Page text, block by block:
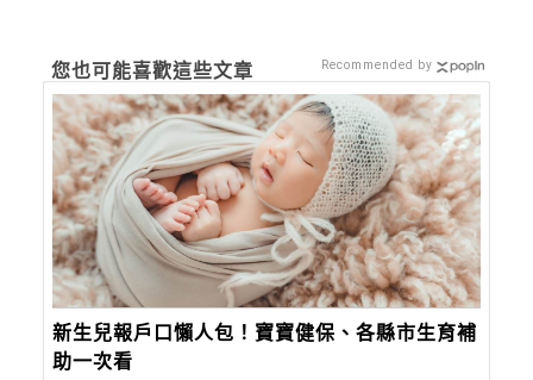
您也可能喜歡這些文章
新生兒報戶口懶人包！寶寶健保、各縣市生育補
助一次看
Recommended by